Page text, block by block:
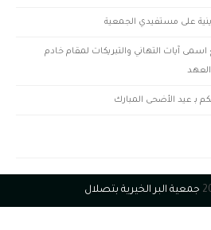
على مستفيدي الجمعية
اسمى آيات التهاني والتبريكات لمقام خادم
بـ عيد الأضحى المبارك
جمعية البر الخيرية بتصلال